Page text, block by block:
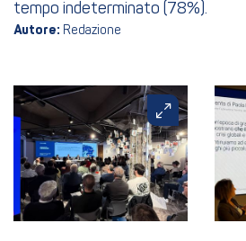
tempo indeterminato (78%).
Autore: Redazione